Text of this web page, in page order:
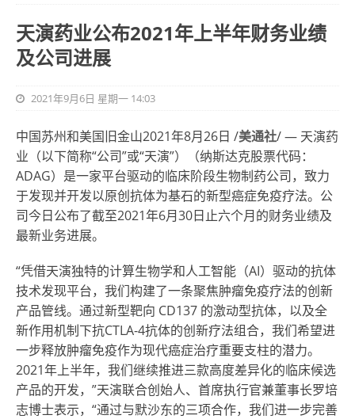
天演药业公布2021年上半年财务业绩
及公司进展
2021年9月6日 星期一 14:03
中国苏州和美国旧金山2021年8月26日 /美通社/ — 天演药
业（以下简称“公司”或“天演”）（纳斯达克股票代码：
ADAG）是一家平台驱动的临床阶段生物制药公司，致力
于发现并开发以原创抗体为基石的新型癌症免疫疗法。公
司今日公布了截至2021年6月30日止六个月的财务业绩及
最新业务进展。
“凭借天演独特的计算生物学和人工智能（AI）驱动的抗体
技术发现平台，我们构建了一条聚焦肿瘤免疫疗法的创新
产品管线。通过新型靶向 CD137 的激动型抗体，以及全
新作用机制下抗CTLA-4抗体的创新疗法组合，我们希望进
一步释放肿瘤免疫作为现代癌症治疗重要支柱的潜力。
2021年上半年，我们继续推进三款高度差异化的临床候选
产品的开发，”天演联合创始人、首席执行官兼董事长罗培
志博士表示，“通过与默沙东的三项合作，我们进一步完善